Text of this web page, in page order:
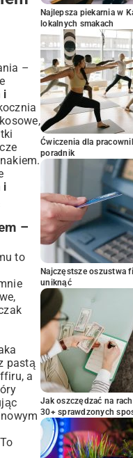
–
i
i
–
to
pastą
a
Najlepsza piekarnia w
lokalnych smakach
Ćwiczenia dla
poradnik
Najczęstsze oszustwa
uniknąć
Jak oszczędzać na
30+ sprawdzonych